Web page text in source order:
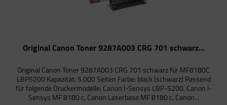
Original Canon Toner 9287A003 CRG 701 schwarz...
Original Canon Toner 9287A003 CRG 701 schwarz für MF8180C
LBP5200 Kapazität: 5.000 Seiten Farbe: black (schwarz) Passend
für folgende Druckermodelle: Canon I-Sensys LBP-5200, Canon I-
Sensys MF 8180 c, Canon Laserbase MF 8180 c, Canon...